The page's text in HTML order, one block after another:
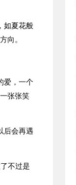
如夏花般
向。
爱，一个
张张笑
后会再遇
不过是